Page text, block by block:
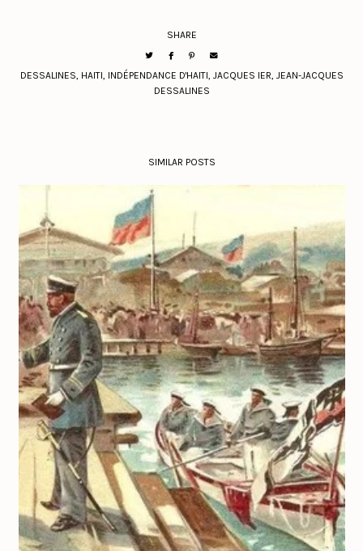
SHARE
DESSALINES, HAITI, INDÉPENDANCE D'HAITI, JACQUES IER, JEAN-JACQUES
DESSALINES
SIMILAR POSTS